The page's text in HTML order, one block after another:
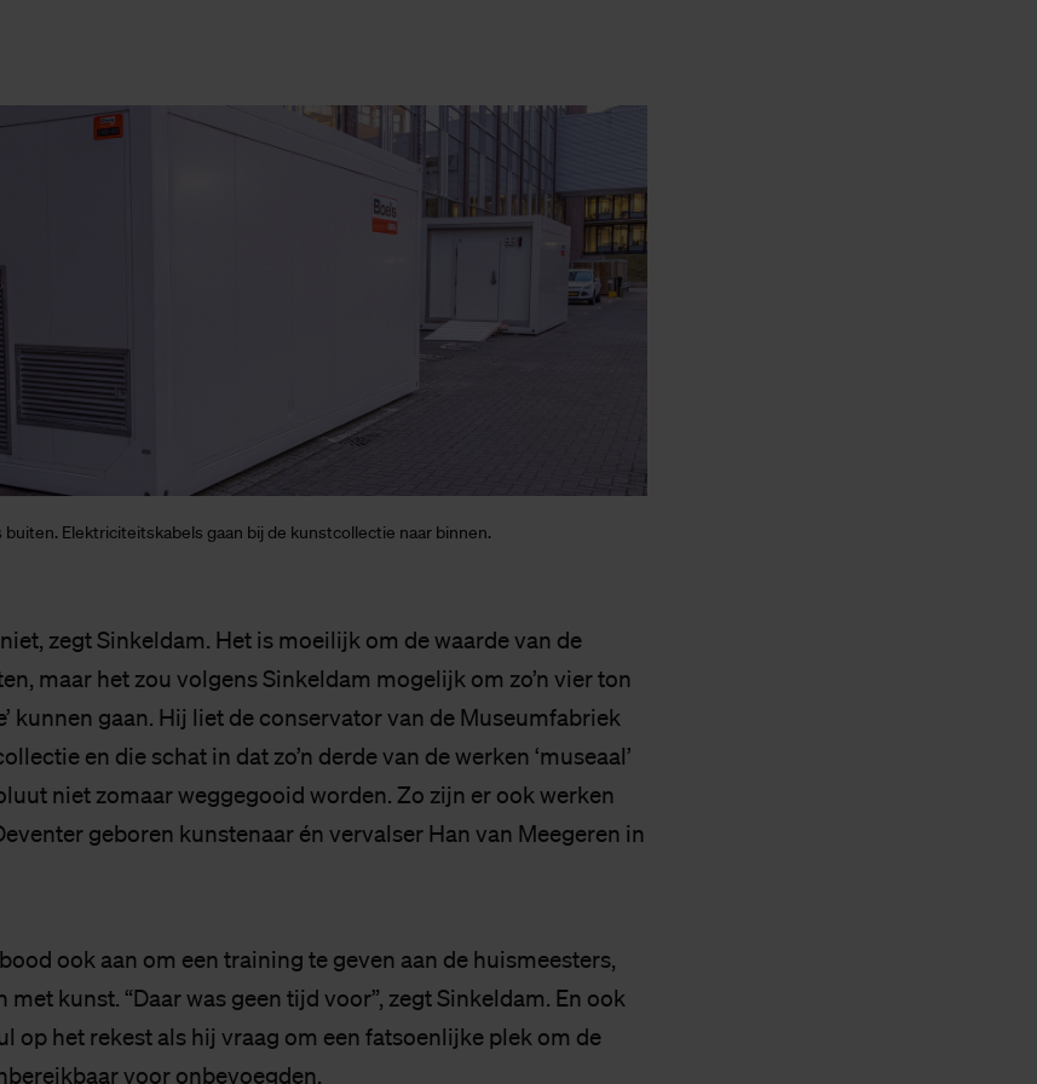
Elektriciteitskabels gaan bij de kunstcollectie naar binnen.
zegt Sinkeldam. Het is moeilijk om de waarde van de
maar het zou volgens Sinkeldam mogelijk om zo’n vier ton
kunnen gaan. Hij liet de conservator van de Museumfabriek
en die schat in dat zo’n derde van de werken ‘museaal’
niet zomaar weggegooid worden. Zo zijn er ook werken
geboren kunstenaar én vervalser Han van Meegeren in
ook aan om een training te geven aan de huismeesters,
met kunst. “Daar was geen tijd voor”, zegt Sinkeldam. En ook
op het rekest als hij vraag om een fatsoenlijke plek om de
voor onbevoegden.